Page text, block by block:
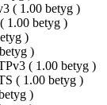
( 1.00 betyg )
1.00 betyg )
)
)
( 1.00 betyg )
( 1.00 betyg )
)